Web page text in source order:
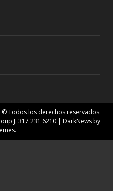
© Todos los derechos reservados.
J. 317 231 6210 | DarkNewsby